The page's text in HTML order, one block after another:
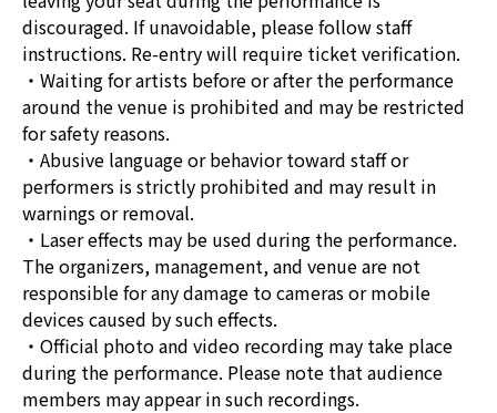
discouraged. If unavoidable, please follow staff
instructions. Re-entry will require ticket verification.
・Waiting for artists before or after the performance
around the venue is prohibited and may be restricted
for safety reasons.
・Abusive language or behavior toward staff or
performers is strictly prohibited and may result in
warnings or removal.
・Laser effects may be used during the performance.
The organizers, management, and venue are not
responsible for any damage to cameras or mobile
devices caused by such effects.
・Official photo and video recording may take place
during the performance. Please note that audience
members may appear in such recordings.